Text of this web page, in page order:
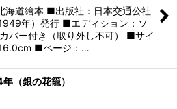
海道繪本 ■出版社：日本交通公社
年）発行 ■エディション：ソ
バー付き（取り外し不可） ■サイ
■ページ：…
（銀の花籠）